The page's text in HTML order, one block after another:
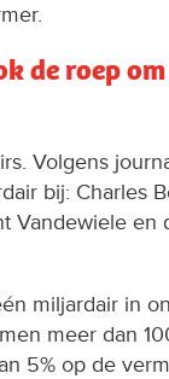
de roep
Volgens
bij: Charles
Vandewiele en
miljardair in
meer dan
5% op de